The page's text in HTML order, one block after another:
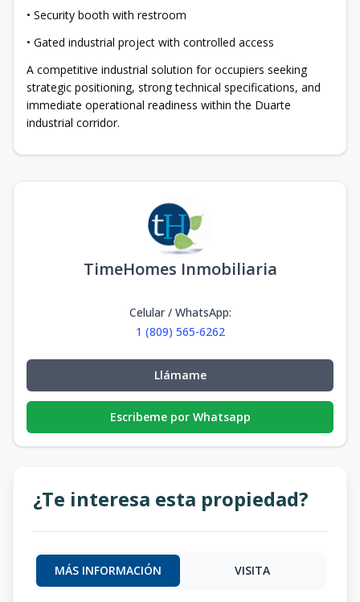
• Security booth with restroom
• Gated industrial project with controlled access
A competitive industrial solution for occupiers seeking
strategic positioning, strong technical specifications, and
immediate operational readiness within the Duarte
industrial corridor.
TimeHomes Inmobiliaria
Celular / WhatsApp:
1 (809) 565-6262
Llámame
Escribeme por Whatsapp
¿Te interesa esta propiedad?
MÁS INFORMACIÓN VISITA